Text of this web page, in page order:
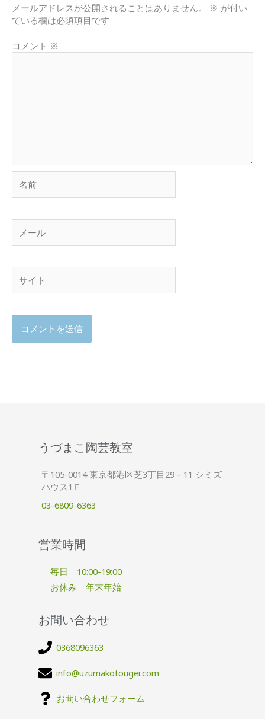
メールアドレスが公開されることはありません。 ※ が付い
ている欄は必須項目です
コメント ※
前
ー
ル
ト
うづまこ陶芸教室
〒105-0014 東京都港区芝3丁目29－11 シミズ
ハウス1Ｆ
03-6809-6363
営業時間
毎日 10:00-19:00
お休み 年末年始
お問い合わせ
0368096363
info@uzumakotougei.com
お問い合わせフォーム